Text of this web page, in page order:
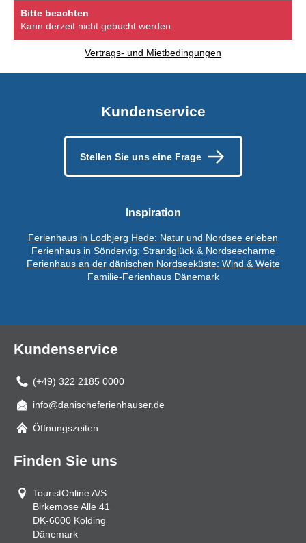
Bitte beachten
Kann derzeit nicht gebucht werden.
Vertrags- und Mietbedingungen
Kundenservice
Stellen Sie uns eine Frage
Inspiration
Ferienhaus in Lodbjerg Hede: Natur und Nordsee erleben
Ferienhaus in Söndervig: Strandglück & Nordseecharme
Ferienhaus an der dänischen Nordseeküste: Wind & Weite
Familie-Ferienhaus Dänemark
Kundenservice
(+49) 322 2185 0000
Mail
info@danischeferienhauser.de
Öffnungszeiten
Finden Sie uns
TouristOnline A/S
Birkemose Alle 41
DK-6000 Kolding
Dänemark